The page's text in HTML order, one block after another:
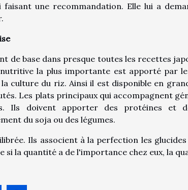
une recommandation. Elle lui a
de base dans presque toutes les recettes
la plus importante est apporté par
culture du riz. Ainsi il est disponible en
Les plats principaux qui accompagnent
Ils doivent apporter des protéines et
du soja ou des légumes.
Ils associent à la perfection les
la quantité a de l'importance chez eux, la